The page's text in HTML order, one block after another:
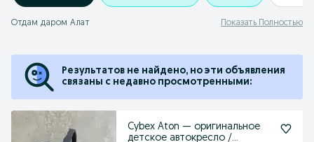
Отдам даром Алат Показать Полностью
Результатов не найдено, но эти объявления
связаны с недавно просмотренными:
Cybex Aton — оригинальное
детское автокресло /